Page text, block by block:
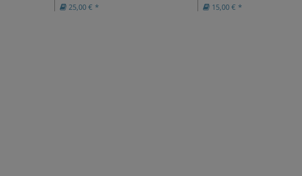
25,00 € * 15,00 € *